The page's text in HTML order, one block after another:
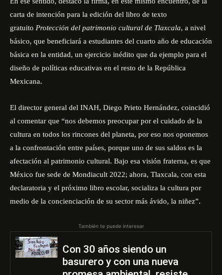
carta de intención para la edición del libro de texto
gratuito Protección del patrimonio cultural de Tlaxcala, a nivel
básico, que beneficiará a estudiantes del cuarto año de educación
básica en la entidad, un ejercicio inédito que da ejemplo para el
diseño de políticas educativas en el resto de la República
Mexicana.
El director general del INAH, Diego Prieto Hernández, coincidió
al comentar que “nos debemos preocupar por el cuidado de la
cultura en todos los rincones del planeta, por eso nos oponemos
a la confrontación entre países, porque uno de sus saldos es la
afectación al patrimonio cultural. Bajo esa visión fraterna, es que
México fue sede de Mondiacult 2022; ahora, Tlaxcala, con esta
declaratoria y el próximo libro escolar, socializa la cultura por
medio de la concienciación de su sector más ávido, la niñez”.
También te puede interesar
Con 30 años siendo un
basurero y con una nueva